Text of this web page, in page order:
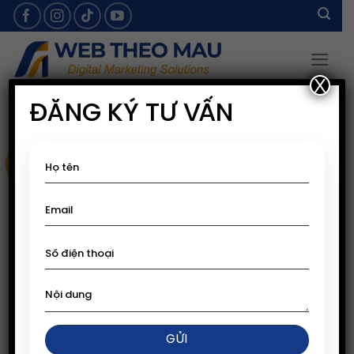
Skip
to
content
Sale!
ĐĂNG KÝ TƯ VẤN
X